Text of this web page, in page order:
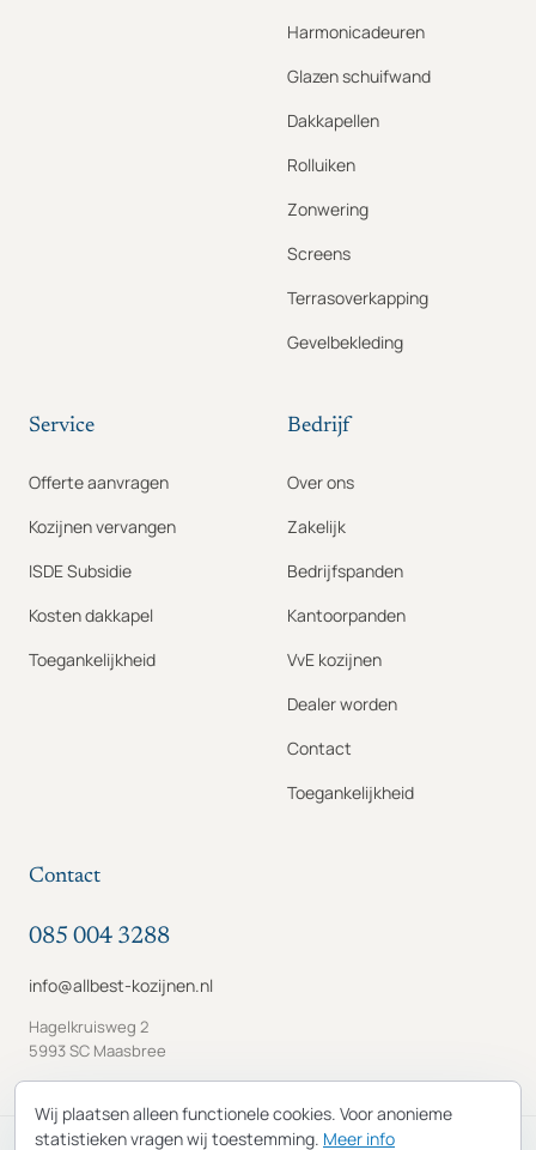
Harmonicadeuren
Glazen schuifwand
Dakkapellen
Rolluiken
Zonwering
Screens
Terrasoverkapping
Gevelbekleding
Service
Offerte aanvragen
Kozijnen vervangen
ISDE Subsidie
Kosten dakkapel
Toegankelijkheid
Bedrijf
Over ons
Zakelijk
Bedrijfspanden
Kantoorpanden
VvE kozijnen
Dealer worden
Contact
Toegankelijkheid
Contact
085 004 3288
info@allbest-kozijnen.nl
Hagelkruisweg 2
5993 SC Maasbree
Wij plaatsen alleen functionele cookies. Voor anonieme
statistieken vragen wij toestemming. Meer info